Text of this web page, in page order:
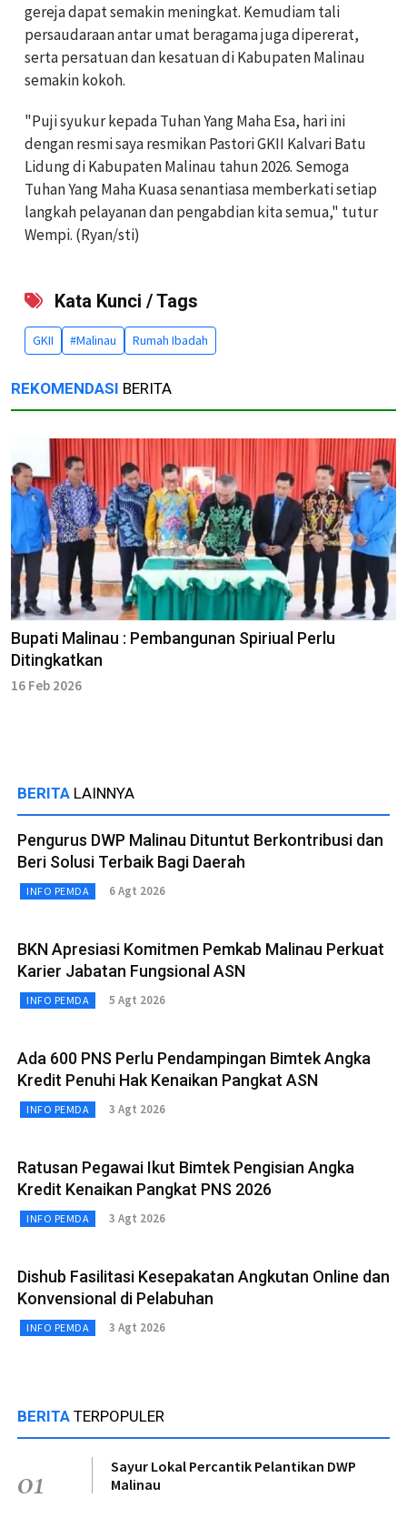
gereja dapat semakin meningkat. Kemudiam tali
persaudaraan antar umat beragama juga dipererat,
serta persatuan dan kesatuan di Kabupaten Malinau
semakin kokoh.
"Puji syukur kepada Tuhan Yang Maha Esa, hari ini
dengan resmi saya resmikan Pastori GKII Kalvari Batu
Lidung di Kabupaten Malinau tahun 2026. Semoga
Tuhan Yang Maha Kuasa senantiasa memberkati setiap
langkah pelayanan dan pengabdian kita semua," tutur
Wempi. (Ryan/sti)
Kata Kunci / Tags
GKII #Malinau Rumah Ibadah
REKOMENDASI BERITA
Bupati Malinau : Pembangunan Spiriual Perlu
Ditingkatkan
16 Feb 2026
BERITA LAINNYA
Pengurus DWP Malinau Dituntut Berkontribusi dan
Beri Solusi Terbaik Bagi Daerah
INFO PEMDA 6 Agt 2026
BKN Apresiasi Komitmen Pemkab Malinau Perkuat
Karier Jabatan Fungsional ASN
INFO PEMDA 5 Agt 2026
Ada 600 PNS Perlu Pendampingan Bimtek Angka
Kredit Penuhi Hak Kenaikan Pangkat ASN
INFO PEMDA 3 Agt 2026
Ratusan Pegawai Ikut Bimtek Pengisian Angka
Kredit Kenaikan Pangkat PNS 2026
INFO PEMDA 3 Agt 2026
Dishub Fasilitasi Kesepakatan Angkutan Online dan
Konvensional di Pelabuhan
INFO PEMDA 3 Agt 2026
BERITA TERPOPULER
01
Sayur Lokal Percantik Pelantikan DWP
Malinau